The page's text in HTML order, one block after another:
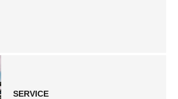
SERVICE